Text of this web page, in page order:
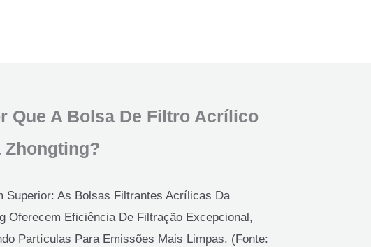
Que A Bolsa De Filtro Acrílico
Zhongting?
Superior: As Bolsas Filtrantes Acrílicas Da
Oferecem Eficiência De Filtração Excepcional,
Partículas Para Emissões Mais Limpas. (Fonte: